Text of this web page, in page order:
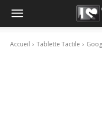
Accueil Tablette Tactile